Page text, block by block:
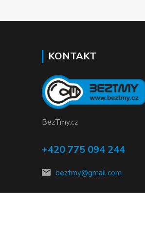
KONTAKT
BezTmy.cz
+420 775 094 244
beztmy@gmail.com